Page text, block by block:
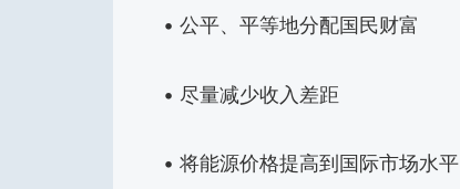
• 公平、平等地分配国民财富
• 尽量减少收入差距
• 将能源价格提高到国际市场水平